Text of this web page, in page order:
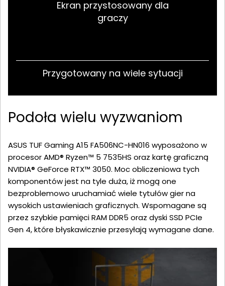
Ekran przystosowany dla
graczy
Przygotowany na wiele sytuacji
Podoła wielu wyzwaniom
ASUS TUF Gaming A15 FA506NC-HN016 wyposażono w
procesor AMD® Ryzen™ 5 7535HS oraz kartę graficzną
NVIDIA® GeForce RTX™ 3050. Moc obliczeniowa tych
komponentów jest na tyle duża, iż mogą one
bezproblemowo uruchamiać wiele tytułów gier na
wysokich ustawieniach graficznych. Wspomagane są
przez szybkie pamięci RAM DDR5 oraz dyski SSD PCIe
Gen 4, które błyskawicznie przesyłają wymagane dane.